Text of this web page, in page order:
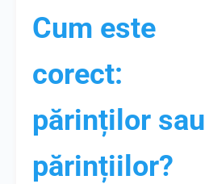
Cum este
corect:
părinților sau
părințiilor?